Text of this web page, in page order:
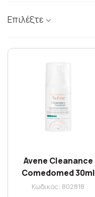
Επιλέξτε
Avene Cleanance
Comedomed 30ml
Κωδικός: 802818